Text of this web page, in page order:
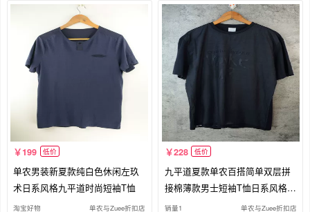
199 低价
单农男装新夏款纯白色休闲左玖
术日系风格九平道时尚短袖T恤
淘宝好物 单农与Zuee折扣店
228 低价
九平道夏款单农百搭简单双层拼
接棉薄款男士短袖T恤日系风格术
潮
销量1 单农与Zuee折扣店